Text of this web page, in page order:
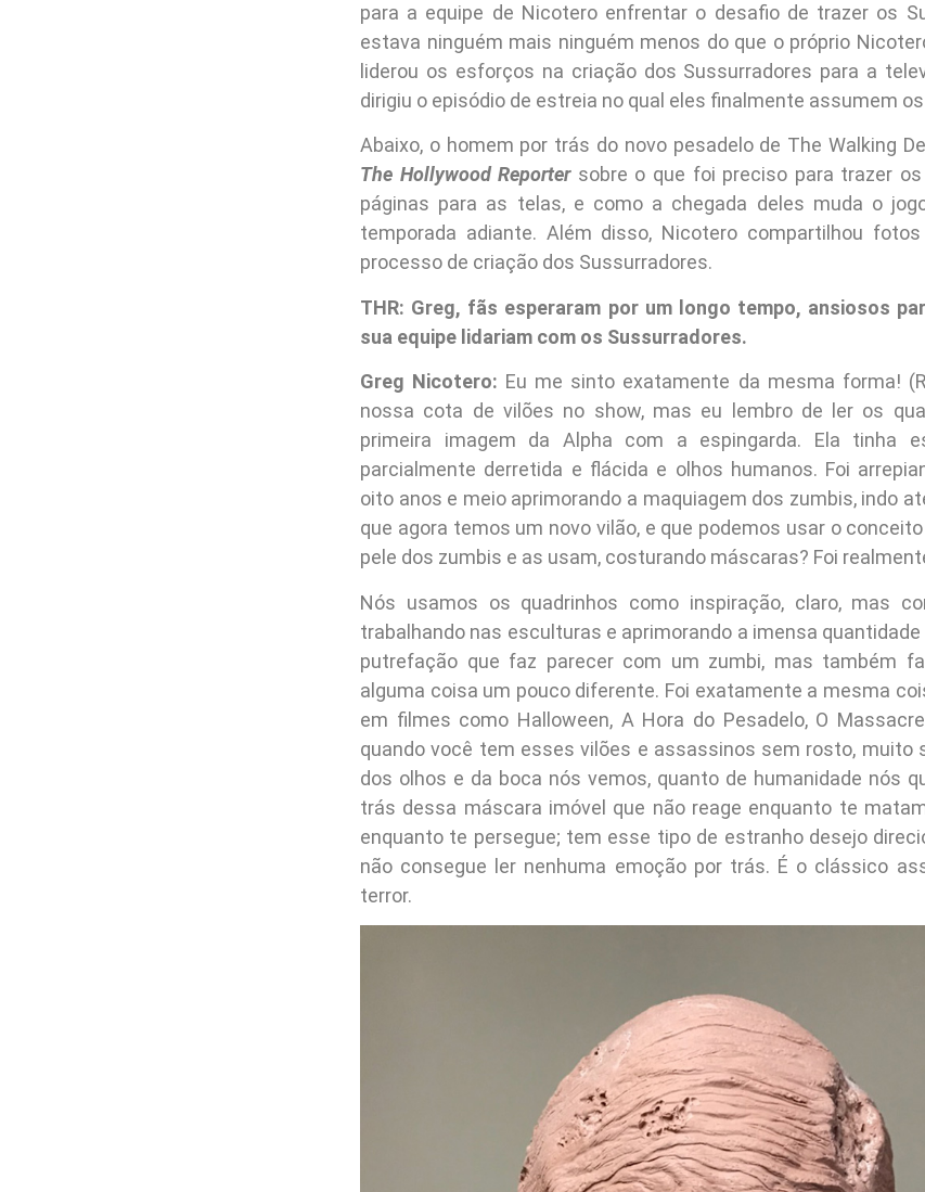
para a equipe de Nicotero enfrentar o desafio de trazer os
estava ninguém mais ninguém menos do que o próprio
liderou os esforços na criação dos Sussurradores para a
dirigiu o episódio de estreia no qual eles finalmente assumem
Abaixo, o homem por trás do novo pesadelo de The Walking
The Hollywood Reportersobre o que foi preciso para trazer os
páginas para as telas, e como a chegada deles muda o
temporada adiante. Além disso, Nicotero compartilhou
processo de criação dos Sussurradores.
THR: Greg, fãs esperaram por um longo tempo, ansiosos
sua equipe lidariam com os Sussurradores.
Greg Nicotero: Eu me sinto exatamente da mesma forma!
nossa cota de vilões no show, mas eu lembro de ler os
primeira imagem da Alpha com a espingarda. Ela tinha
parcialmente derretida e flácida e olhos humanos. Foi
oito anos e meio aprimorando a maquiagem dos zumbis, indo
que agora temos um novo vilão, e que podemos usar o
pele dos zumbis e as usam, costurando máscaras? Foi
Nós usamos os quadrinhos como inspiração, claro, mas
trabalhando nas esculturas e aprimorando a imensa
putrefação que faz parecer com um zumbi, mas também
alguma coisa um pouco diferente. Foi exatamente a mesma
em filmes como Halloween, A Hora do Pesadelo, O
quando você tem esses vilões e assassinos sem rosto, muito
dos olhos e da boca nós vemos, quanto de humanidade nós
trás dessa máscara imóvel que não reage enquanto te
enquanto te persegue; tem esse tipo de estranho desejo
não consegue ler nenhuma emoção por trás. É o clássico
terror.